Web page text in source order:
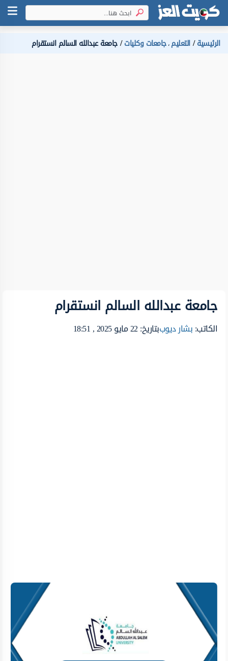
الرئيسية التعليم،جامعات وكليات جامعة عبدالله السالم انستقرام
جامعة عبدالله السالم انستقرام
الكاتب:بشار ديوببتاريخ: 22 مايو 2025 , 18:51